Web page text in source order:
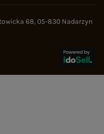
68,05-830 Nadarzyn